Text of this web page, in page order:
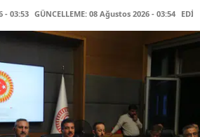
- 03:53 GÜNCELLEME: 08 Ağustos 2026 - 03:54